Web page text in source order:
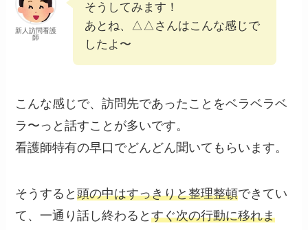
新人訪問看護
師
そうしてみます！
あとね、△△さんはこんな感じで
したよ〜
こんな感じで、訪問先であったことをベラベラベ
ラ〜っと話すことが多いです。
看護師特有の早口でどんどん聞いてもらいます。
そうすると頭の中はすっきりと整理整頓できてい
て、一通り話し終わるとすぐ次の行動に移れま